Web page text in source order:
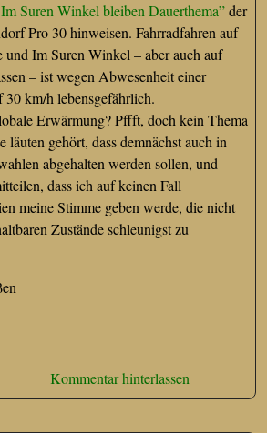
Suren Winkel bleiben Dauerthema”der
Pro 30 hinweisen. Fahrradfahren auf
Im Suren Winkel – aber auch auf
– ist wegen Abwesenheit einer
30 km/h lebensgefährlich.
Erwärmung? Pffft, doch kein Thema
gehört, dass demnächst auch in
abgehalten werden sollen, und
dass ich auf keinen Fall
meine Stimme geben werde, die nicht
Zustände schleunigst zu
Kommentar hinterlassen